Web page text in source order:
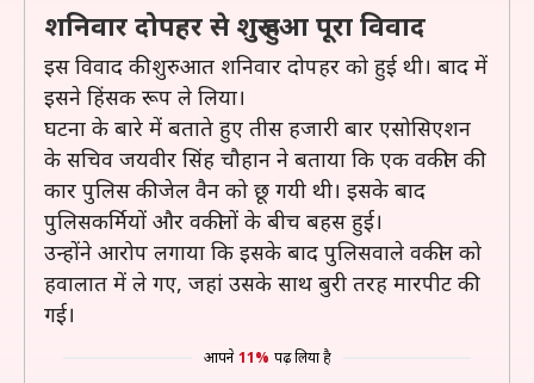
शनिवार दोपहर से शुरू हुआ पूरा विवाद
इस विवाद की शुरुआत शनिवार दोपहर को हुई थी। बाद में
इसने हिंसक रूप ले लिया।
घटना के बारे में बताते हुए तीस हजारी बार एसोसिएशन
के सचिव जयवीर सिंह चौहान ने बताया कि एक वकील की
कार पुलिस की जेल वैन को छू गयी थी। इसके बाद
पुलिसकर्मियों और वकीलों के बीच बहस हुई।
उन्होंने आरोप लगाया कि इसके बाद पुलिसवाले वकील को
हवालात में ले गए, जहां उसके साथ बुरी तरह मारपीट की
गई।
आपने 11% पढ़ लिया है